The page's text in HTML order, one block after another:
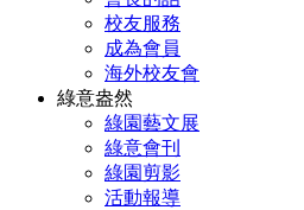
校友服務
成為會員
海外校友會
綠意盎然
綠園藝文展
綠意會刊
綠園剪影
活動報導